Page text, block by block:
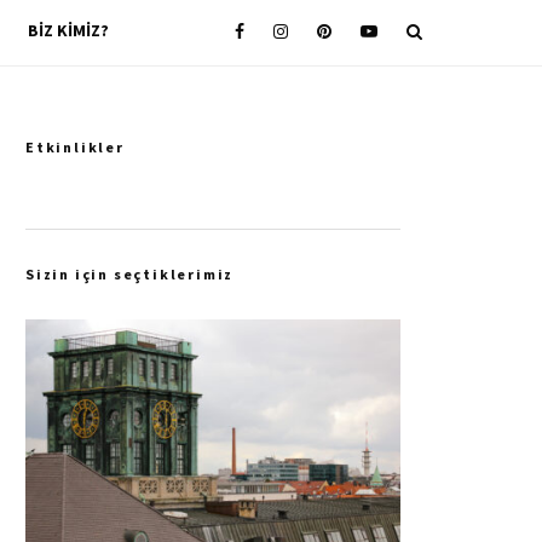
BIZ KIMIZ?
Etkinlikler
Sizin için seçtiklerimiz